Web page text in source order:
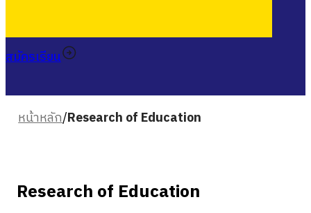
สมัครเรียน
หน้าหลัก/Research of Education
Research of Education